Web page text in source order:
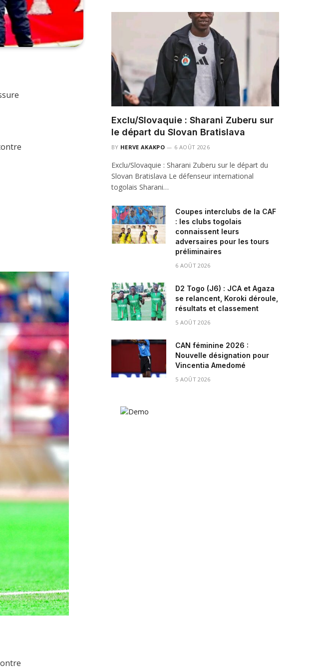
Exclu/Slovaquie : Sharani Zuberu sur
le départ du Slovan Bratislava
BY HERVE AKAKPO 6 AOÛT 2026
Exclu/Slovaquie : Sharani Zuberu sur le départ du
Slovan Bratislava Le défenseur international
togolais Sharani…
Coupes interclubs de la CAF
: les clubs togolais
connaissent leurs
adversaires pour les tours
préliminaires
6 AOÛT 2026
D2 Togo (J6) : JCA et Agaza
se relancent, Koroki déroule,
résultats et classement
5 AOÛT 2026
CAN féminine 2026 :
Nouvelle désignation pour
Vincentia Amedomé
5 AOÛT 2026